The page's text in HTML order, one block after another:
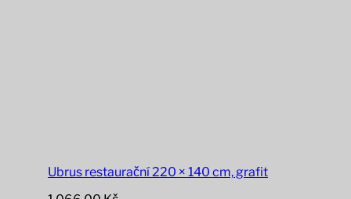
Ubrus restaurační 220 × 140 cm, grafit